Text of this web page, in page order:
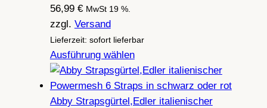
56,99 € MwSt 19 %.
zzgl. Versand
Lieferzeit: sofort lieferbar
Ausführung wählen
Abby Strapsgürtel,Edler italienischer